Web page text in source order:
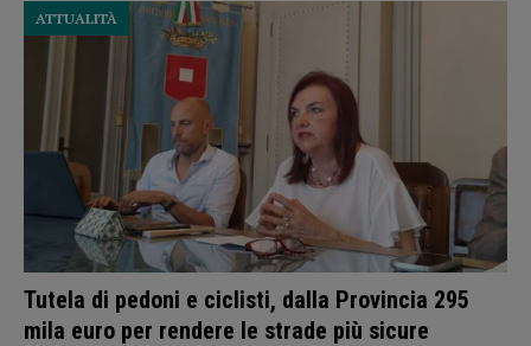
Tutela di pedoni e ciclisti, dalla Provincia 295
mila euro per rendere le strade più sicure
ATTUALITÀ